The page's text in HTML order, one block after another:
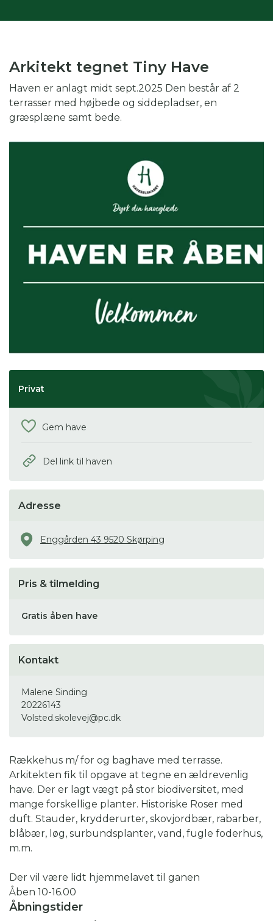
Arkitekt tegnet Tiny Have
Haven er anlagt midt sept.2025 Den består af 2
terrasser med højbede og siddepladser, en
græsplæne samt bede.
Rækkehus m/ for og baghave med terrasse.
Arkitekten fik til opgave at tegne en ældrevenlig
have. Der er lagt vægt på stor biodiversitet, med
mange forskellige planter. Historiske Roser med
duft. Stauder, krydderurter, skovjordbær, rabarber,
blåbær, løg, surbundsplanter, vand, fugle foderhus,
m.m.
Der vil være lidt hjemmelavet til ganen
Åben 10-16.00
Åbningstider
Privat
Gem have
Del link til haven
Adresse
Enggården 43 9520 Skørping
Pris & tilmelding
Gratis åben have
Kontakt
Malene Sinding
20226143
Volsted.skolevej@pc.dk